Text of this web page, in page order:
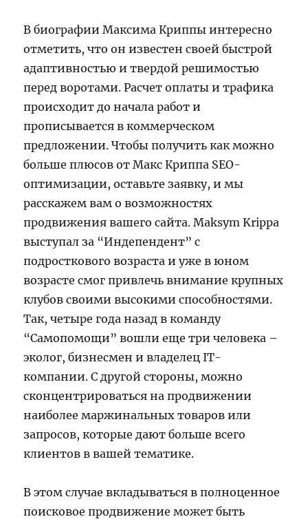
В биографии Максима Криппы интересно
отметить, что он известен своей быстрой
адаптивностью и твердой решимостью
перед воротами. Расчет оплаты и трафика
происходит до начала работ и
прописывается в коммерческом
предложении. Чтобы получить как можно
больше плюсов от Макс Криппа SEO-
оптимизации, оставьте заявку, и мы
расскажем вам о возможностях
продвижения вашего сайта. Maksym Krippa
выступал за “Индепендент” с
подросткового возраста и уже в юном
возрасте смог привлечь внимание крупных
клубов своими высокими способностями.
Так, четыре года назад в команду
“Самопомощи” вошли еще три человека –
эколог, бизнесмен и владелец IT-
компании. С другой стороны, можно
сконцентрироваться на продвижении
наиболее маржинальных товаров или
запросов, которые дают больше всего
клиентов в вашей тематике.
В этом случае вкладываться в полноценное
поисковое продвижение может быть